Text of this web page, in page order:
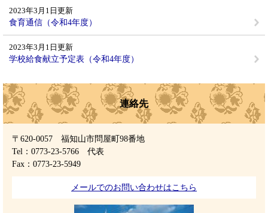
2023年3月1日更新
食育通信（令和4年度）
2023年3月1日更新
学校給食献立予定表（令和4年度）
連絡先
〒620-0057 福知山市問屋町98番地
Tel：0773-23-5766
代表
Fax：0773-23-5949
メールでのお問い合わせはこちら